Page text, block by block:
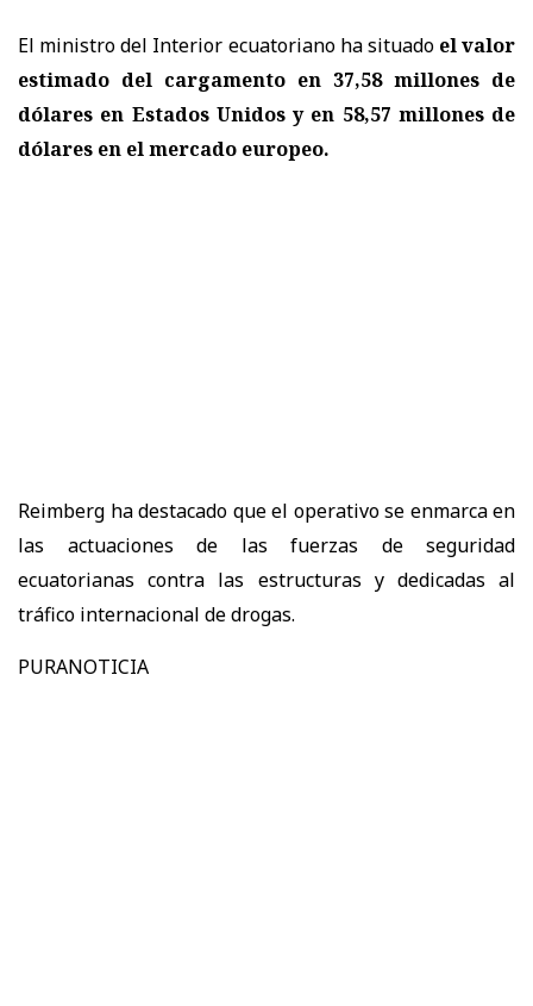
El ministro del Interior ecuatoriano ha situadoel valor
estimado del cargamento en 37,58 millones de
dólares en Estados Unidos y en 58,57 millones de
dólares en el mercado europeo.
Reimberg ha destacado que el operativo se enmarca en
las actuaciones de las fuerzas de seguridad
ecuatorianas contra las estructuras y dedicadas al
tráfico internacional de drogas.
PURANOTICIA